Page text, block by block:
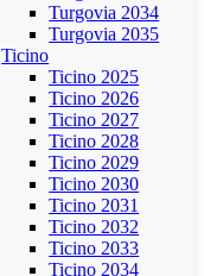
Turgovia 2034
Turgovia 2035
Ticino
Ticino 2025
Ticino 2026
Ticino 2027
Ticino 2028
Ticino 2029
Ticino 2030
Ticino 2031
Ticino 2032
Ticino 2033
Ticino 2034